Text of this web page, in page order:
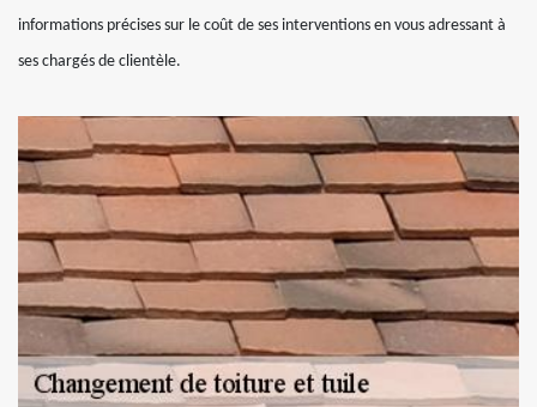
informations précises sur le coût de ses interventions en vous adressant à
ses chargés de clientèle.